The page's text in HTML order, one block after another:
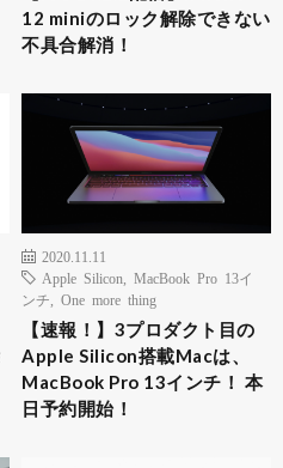
12 miniのロック解除できない
不具合解消！
2020.11.11
Apple Silicon
MacBook Pro 13イ
ンチ
One more thing
【速報！】3プロダクト目の
Apple Silicon搭載Macは、
MacBook Pro 13インチ！ 本
日予約開始！